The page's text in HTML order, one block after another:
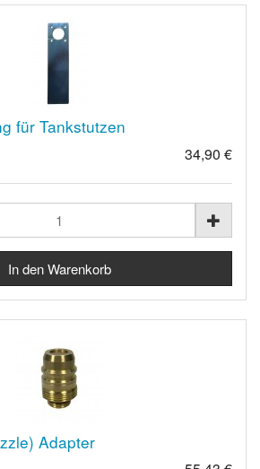
für Tankstutzen
34,90 €
Adapter